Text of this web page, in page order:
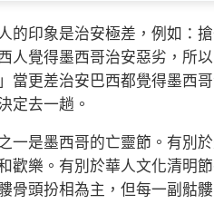
印象是治安極差，例如：搶
人覺得墨西哥治安惡劣，所
當更差治安巴西都覺得墨西
定去一趟。
是墨西哥的亡靈節。有別於
歡樂。有別於華人文化清明
骨頭扮相為主，但每一副骷